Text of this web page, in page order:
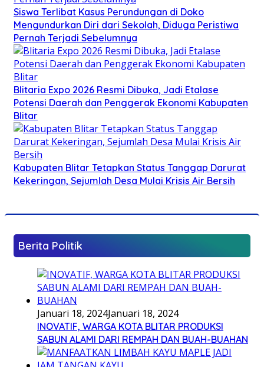
Siswa Terlibat Kasus Perundungan di Doko
Mengundurkan Diri dari Sekolah, Diduga Peristiwa
Pernah Terjadi Sebelumnya
Blitaria Expo 2026 Resmi Dibuka, Jadi Etalase
Potensi Daerah dan Penggerak Ekonomi Kabupaten
Blitar
Kabupaten Blitar Tetapkan Status Tanggap Darurat
Kekeringan, Sejumlah Desa Mulai Krisis Air Bersih
Berita Politik
Januari 18, 2024Januari 18, 2024
INOVATIF, WARGA KOTA BLITAR PRODUKSI
SABUN ALAMI DARI REMPAH DAN BUAH-BUAHAN